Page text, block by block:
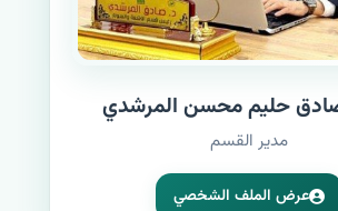
حليم محسن المرشدي
مدير القسم
عرض الملف الشخصي